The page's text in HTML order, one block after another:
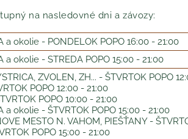
na nasledovné dni a závozy:
a okolie - PONDELOK POPO 16:00 - 21:00
a okolie - STREDA POPO 15:00 - 21:00
ZVOLEN, ZH... - ŠTVRTOK POPO
POPO 12:00 - 21:00
POPO 10:00 - 21:00
a okolie - ŠTVRTOK POPO 15:00 - 21:00
MESTO N. VAHOM, PIEŠŤANY -
POPO 15:00 - 21:00